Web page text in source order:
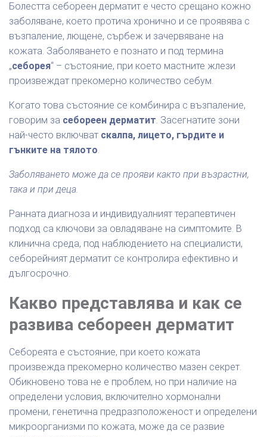
Болестта себореен дерматит е често срещано кожно
заболяване, което протича хронично и се проявява с
възпаление, лющене, сърбеж и зачервяване на
кожата. Заболяването е познато и под термина
„себорея“ – състояние, при което мастните жлези
произвеждат прекомерно количество себум.
Когато това състояние се комбинира с възпаление,
говорим за себореен дерматит. Засегнатите зони
най-често включват скалпа, лицето, гърдите и
гънките на тялото.
Заболяването може да се прояви както при възрастни,
така и при деца.
Ранната диагноза и индивидуалният терапевтичен
подход са ключови за овладяване на симптомите. В
клинична среда, под наблюдението на специалисти,
себорейният дерматит се контролира ефективно и
дългосрочно.
Какво представлява и как се
развива себореен дерматит
Себореята е състояние, при което кожата
произвежда прекомерно количество мазен секрет.
Обикновено това не е проблем, но при наличие на
определени условия, включително хормонални
промени, генетична предразположеност и определени
микроорганизми по кожата, може да се развие